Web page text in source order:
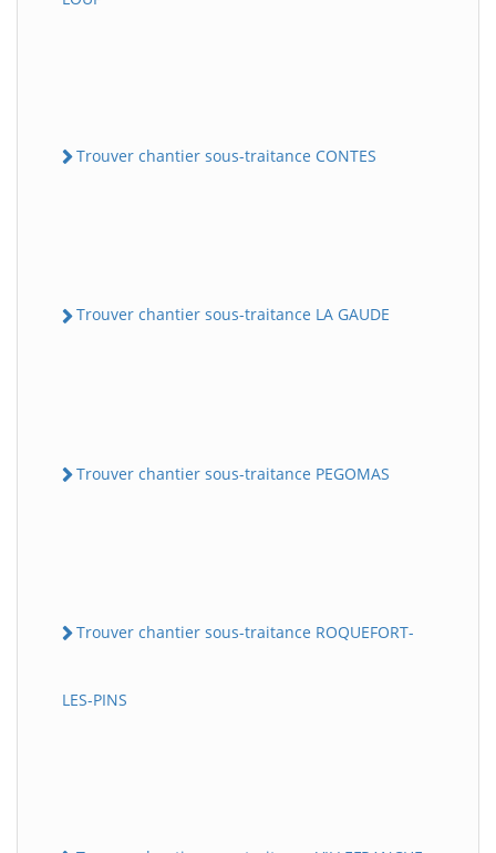
Trouver chantier sous-traitance CONTES
Trouver chantier sous-traitance LA GAUDE
Trouver chantier sous-traitance PEGOMAS
Trouver chantier sous-traitance ROQUEFORT-
LES-PINS